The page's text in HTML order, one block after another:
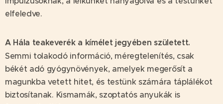
elfeledve.
A Hála teakeverék a kímélet jegyében született.
Semmi tolakodó információ, méregtelenítés, csak
békét adó gyógynövények, amelyek megerősít a
magunkba vetett hitet, és testünk számára táplálékot
biztosítanak. Kismamák, szoptatós anyukák is